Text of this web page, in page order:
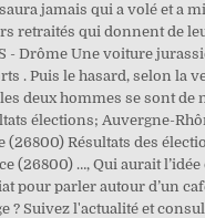
jamais qui a volé et a
retraités qui donnent de
- Drôme Une voiture
. Puis le hasard, selon la
deux hommes se sont de
élections; Auvergne-
(26800) Résultats des
(26800) …, Qui aurait l’idée
pour parler autour d’un
? Suivez l'actualité et